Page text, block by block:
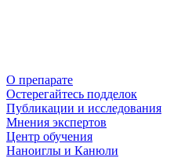
О препарате
Остерегайтесь подделок
Публикации и исследования
Мнения экспертов
Центр обучения
Наноиглы и Канюли